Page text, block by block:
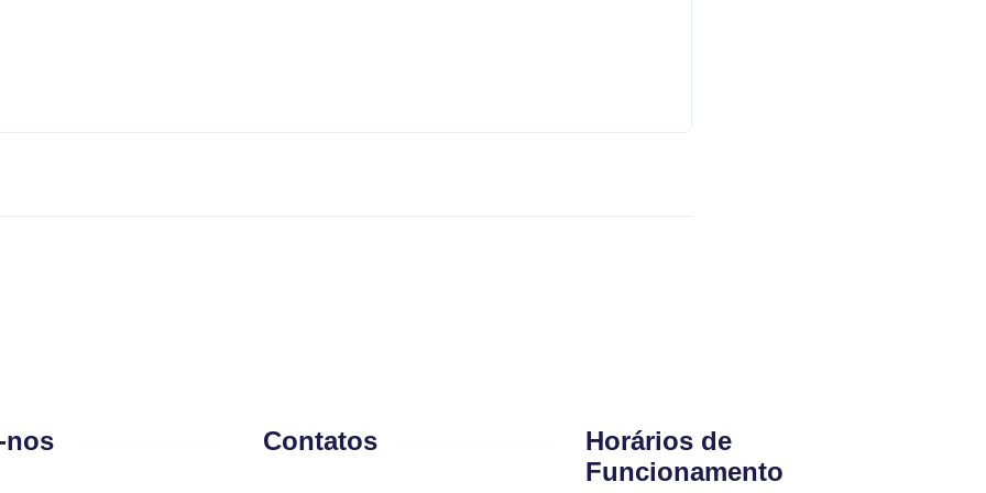
nos Contatos
Horários de
Funcionamento